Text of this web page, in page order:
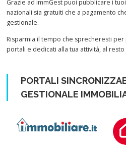
Grazie ad immGest puoi pubblicare i
nazionali sia gratuiti che a pagamento
gestionale.
Risparmia il tempo che sprecheresti
portali e dedicati alla tua attività, al resto
PORTALI
GESTIONALE